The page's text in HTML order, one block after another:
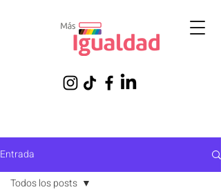
Entrada
Todos los posts